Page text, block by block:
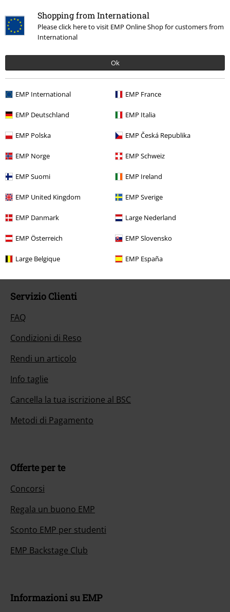
Shopping from International
Please click here to visit EMP Online Shop for customers from
International
Ok
EMP International EMP France
EMP Deutschland EMP Italia
EMP Polska EMP Česká Republika
EMP Norge EMP Schweiz
EMP Suomi EMP Ireland
EMP United Kingdom EMP Sverige
EMP Danmark Large Nederland
EMP Österreich EMP Slovensko
Large Belgique EMP España
presente in ogni newsletter.
Clicca quiper annullare liscrizione alla newsletter.
*Attivo per 4 settimane. Non utilizzabile in combinazione con altri codici
campo dedicato del carrello. Libri, media (CD, DVD, vinili, ecc.), Funko
Hosen, Feine Sahne Fischfilet, Broilers, Böhse Onkelz, buoni regalo e
articoli che prevedono una donazione nel prezzo sono esclusi dalla
promo.
Il servizio clienti è disponibile oggi fino alle 16:30.Informazioni
Servizio Clienti
FAQ
Condizioni di Reso
Rendi un articolo
Info taglie
Cancella la tua iscrizione al BSC
Metodi di Pagamento
Offerte per te
Concorsi
Regala un buono EMP
Sconto EMP per studenti
EMP Backstage Club
Informazioni su EMP